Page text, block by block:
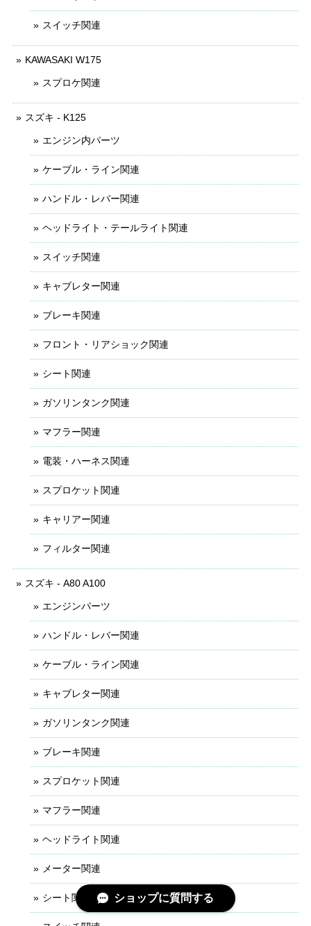
スイッチ関連
KAWASAKI W175
スプロケ関連
スズキ - K125
エンジン内パーツ
ケーブル・ライン関連
ハンドル・レバー関連
ヘッドライト・テールライト関連
スイッチ関連
キャブレター関連
ブレーキ関連
フロント・リアショック関連
シート関連
ガソリンタンク関連
マフラー関連
電装・ハーネス関連
スプロケット関連
キャリアー関連
フィルター関連
スズキ - A80 A100
エンジンパーツ
ハンドル・レバー関連
ケーブル・ライン関連
キャブレター関連
ガソリンタンク関連
ブレーキ関連
スプロケット関連
マフラー関連
ヘッドライト関連
メーター関連
シート関連 ショップに質問する